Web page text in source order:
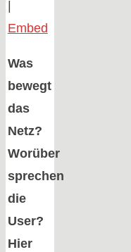
Embed
Was
bewegt
das
Netz?
Worüber
sprechen
die
User?
Hier